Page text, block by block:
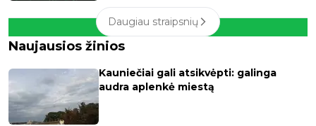
Daugiau straipsnių
Naujausios žinios
Kauniečiai gali atsikvėpti: galinga
audra aplenkė miestą